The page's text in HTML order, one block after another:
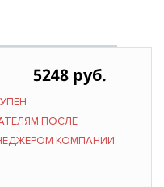
5248 руб.
ПОСЛЕ
КОМПАНИИ